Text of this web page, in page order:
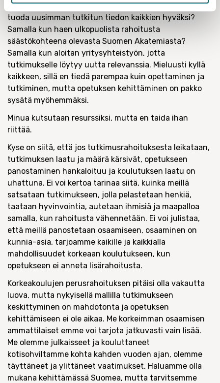
laatua panostamalla omaan tutkimukseeni, jotta voin
tuoda uusimman tutkitun tiedon kaikkien hyväksi?
Samalla kun haen ulkopuolista rahoitusta
säästökohteena olevasta Suomen Akatemiasta?
Samalla kun aloitan yritysyhteistyön, jotta
tutkimukselle löytyy uutta relevanssia. Mieluusti kyllä
kaikkeen, sillä en tiedä parempaa kuin opettaminen ja
tutkiminen, mutta opetuksen kehittäminen on pakko
sysätä myöhemmäksi.
Minua kutsutaan resurssiksi, mutta en taida ihan
riittää.
Kyse on siitä, että jos tutkimusrahoituksesta leikataan,
tutkimuksen laatu ja määrä kärsivät, opetukseen
panostaminen hankaloituu ja koulutuksen laatu on
uhattuna. Ei voi kertoa tarinaa siitä, kuinka meillä
satsataan tutkimukseen, jolla pelastetaan henkiä,
taataan hyvinvointia, autetaan ihmisiä ja maapalloa
samalla, kun rahoitusta vähennetään. Ei voi julistaa,
että meillä panostetaan osaamiseen, osaaminen on
kunnia-asia, tarjoamme kaikille ja kaikkialla
mahdollisuudet korkeaan koulutukseen, kun
opetukseen ei anneta lisärahoitusta.
Korkeakoulujen perusrahoituksen pitäisi olla vakautta
luova, mutta nykyisellä mallilla tutkimukseen
keskittyminen on mahdotonta ja opetuksen
kehittämiseen ei ole aikaa. Me korkeimman osaamisen
ammattilaiset emme voi tarjota jatkuvasti vain lisää.
Me olemme julkaisseet ja kouluttaneet
kotisohviltamme kohta kahden vuoden ajan, olemme
täyttäneet ja ylittäneet vaatimukset. Haluamme olla
mukana kehittämässä Suomea, mutta tarvitsemme